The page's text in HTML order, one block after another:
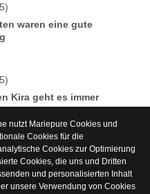
waren eine gute
Kira geht es immer
nutzt Mariepure Cookies und
Cookies für die
Cookies zur Optimierung
Cookies, die uns und Dritten
und personalisierten Inhalt
unsere Verwendung von Cookies
sondern harmlose
um die Gesundheit zu